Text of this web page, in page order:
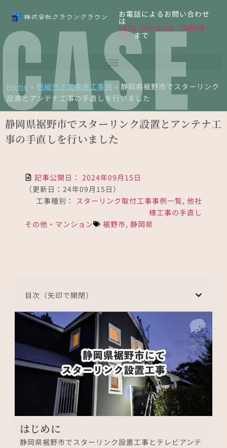
お電話によるお問い合わせ
は
0800-080-9696（無料通
話）まで
Home » 明細付き工事施工事例 »静岡県裾野市でスターリンク
設置とアンテナ工事の手直しを行いました
静岡県裾野市でスターリンク設置とアンテナ工
事の手直しを行いました
CASE
記事公開日： 2024年09月15日
（更新日：24年09月15日）
工事種別：
スターリンク取付工事事例一覧, 他社
様工事の手直し
その他・マンション
裾野市,静岡県
目次（矢印で開閉）
はじめに
静岡県裾野市でスターリンク設置工事とテレビアンテ